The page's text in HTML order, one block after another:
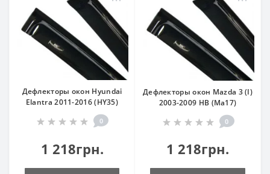
Дефлекторы окон Hyundai
Elantra 2011-2016 (HY35)
0
1 218грн.
Дефлекторы окон Mazda 3 (I)
2003-2009 HB (Ma17)
0
1 218грн.